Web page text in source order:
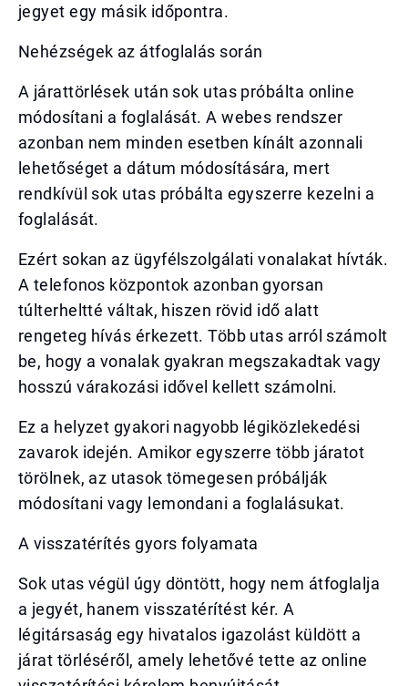
jegyet egy másik időpontra.
Nehézségek az átfoglalás során
A járattörlések után sok utas próbálta online
módosítani a foglalását. A webes rendszer
azonban nem minden esetben kínált azonnali
lehetőséget a dátum módosítására, mert
rendkívül sok utas próbálta egyszerre kezelni a
foglalását.
Ezért sokan az ügyfélszolgálati vonalakat hívták.
A telefonos központok azonban gyorsan
túlterheltté váltak, hiszen rövid idő alatt
rengeteg hívás érkezett. Több utas arról számolt
be, hogy a vonalak gyakran megszakadtak vagy
hosszú várakozási idővel kellett számolni.
Ez a helyzet gyakori nagyobb légiközlekedési
zavarok idején. Amikor egyszerre több járatot
törölnek, az utasok tömegesen próbálják
módosítani vagy lemondani a foglalásukat.
A visszatérítés gyors folyamata
Sok utas végül úgy döntött, hogy nem átfoglalja
a jegyét, hanem visszatérítést kér. A
légitársaság egy hivatalos igazolást küldött a
járat törléséről, amely lehetővé tette az online